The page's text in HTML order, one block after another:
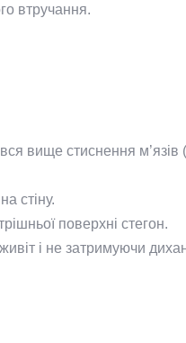
втручання.
вище стиснення м’язів
стіну.
поверхні стегон.
і не затримуючи